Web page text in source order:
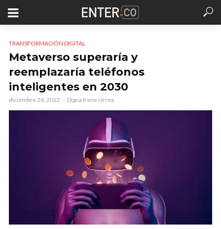
TRANSFORMACIÓN DIGITAL
Metaverso superaría y
reemplazaría teléfonos
inteligentes en 2030
diciembre 26, 2022 Digna Irene Urrea